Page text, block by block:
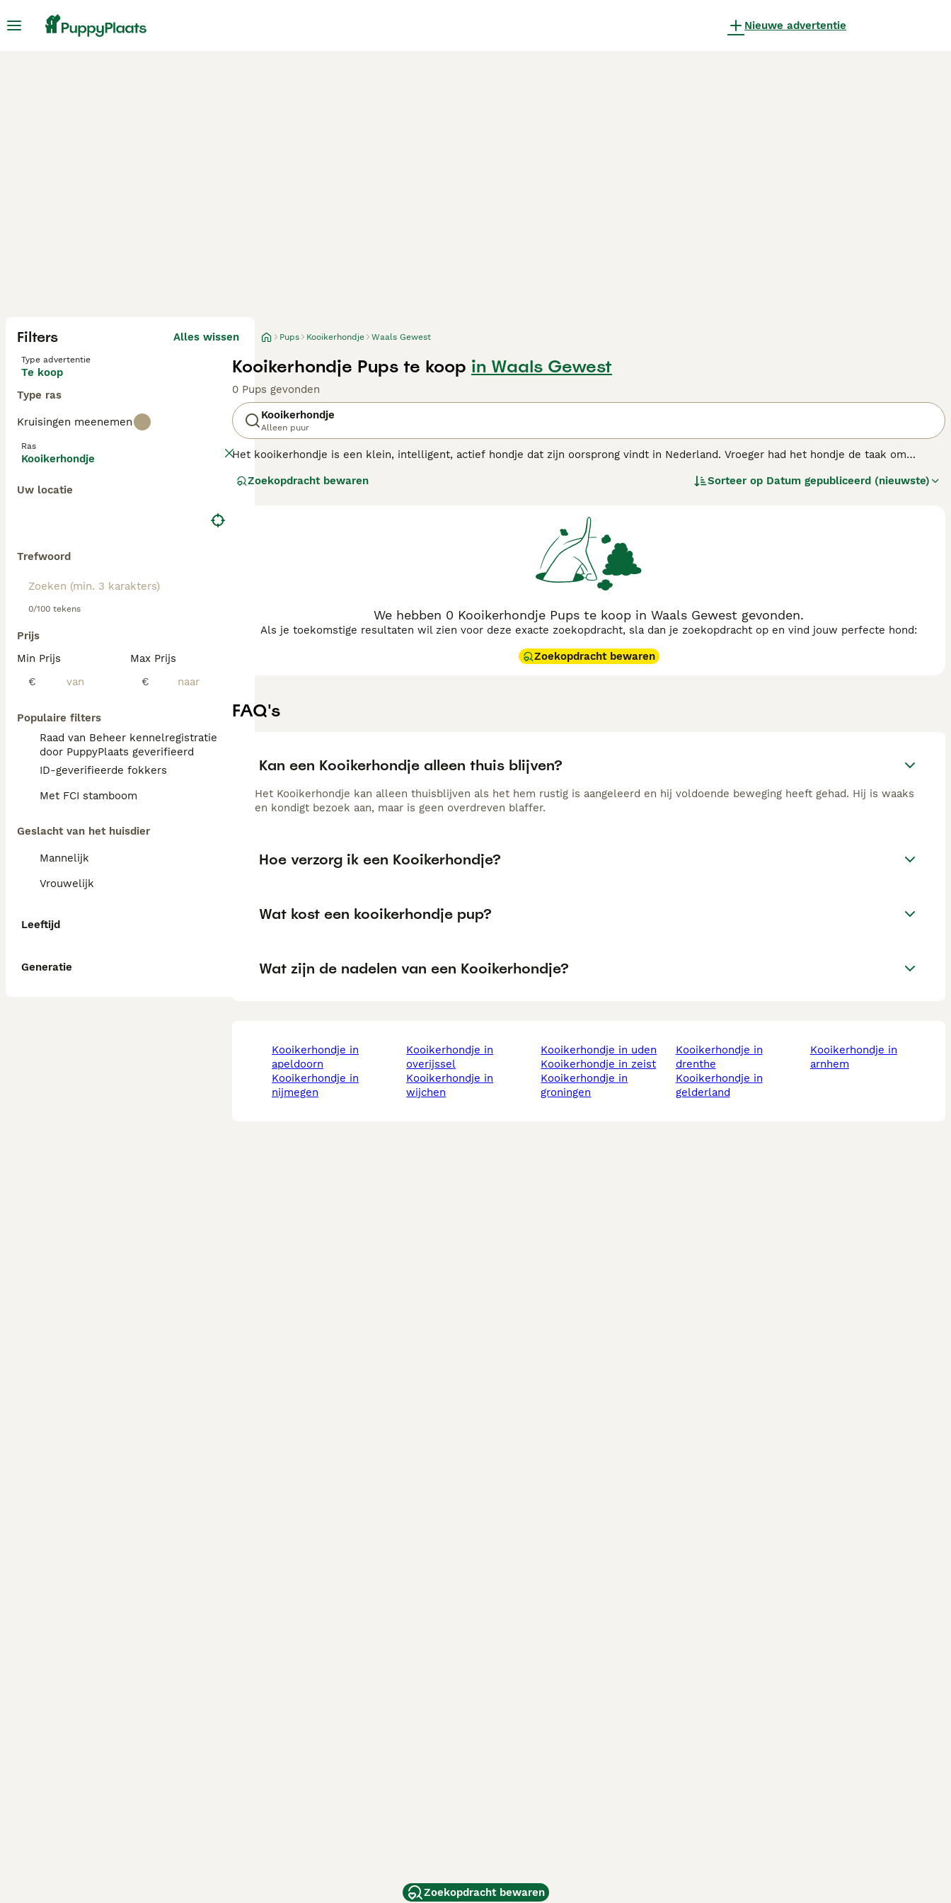
Nieuwe advertentie
Filters Alles wissen
Type advertentie
Te koop
Type ras
Kruisingen meenemen
Ras
Kooikerhondje
Uw locatie
Trefwoord
0/100 tekens
Prijs
Min Prijs
€
Max Prijs
€
Populaire filters
Raad van Beheer kennelregistratie
door PuppyPlaats geverifieerd
ID-geverifieerde fokkers
Met FCI stamboom
Geslacht van het huisdier
Mannelijk
Vrouwelijk
Leeftijd
Generatie
Pups Kooikerhondje Waals Gewest
Kooikerhondje Pups te koop in Waals Gewest
0 Pups gevonden
Kooikerhondje
Alleen puur
Het kooikerhondje is een klein, intelligent, actief hondje dat zijn oorsprong vindt in Nederland. Vroeger had het hondje de taak om
Nova Scotia Duck Tolling Retriever.
Zoekopdracht bewaren Sorteer op Datum gepubliceerd (nieuwste)
We hebben 0 Kooikerhondje Pups te koop in Waals Gewest gevonden.
Als je toekomstige resultaten wil zien voor deze exacte zoekopdracht, sla dan je zoekopdracht op en vind jouw perfecte hond:
Zoekopdracht bewaren
FAQ's
Kan een Kooikerhondje alleen thuis blijven?
Het Kooikerhondje kan alleen thuisblijven als het hem rustig is aangeleerd en hij voldoende beweging heeft gehad. Hij is waaks
en kondigt bezoek aan, maar is geen overdreven blaffer.
Hoe verzorg ik een Kooikerhondje?
Wat kost een kooikerhondje pup?
Wat zijn de nadelen van een Kooikerhondje?
kooikerhondje in
apeldoorn
kooikerhondje in
nijmegen
kooikerhondje in
overijssel
kooikerhondje in
wijchen
kooikerhondje in uden
kooikerhondje in zeist
kooikerhondje in
groningen
kooikerhondje in
drenthe
kooikerhondje in
gelderland
kooikerhondje in
arnhem
Zoekopdracht bewaren